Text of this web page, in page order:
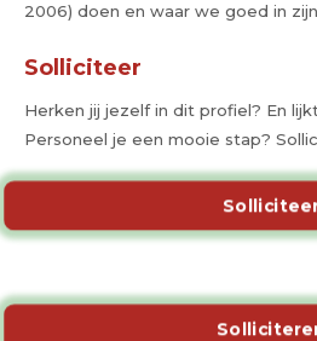
2006) doen en waar we goed in
Solliciteer
Herken jij jezelf in dit profiel? En
Personeel je een mooie stap?